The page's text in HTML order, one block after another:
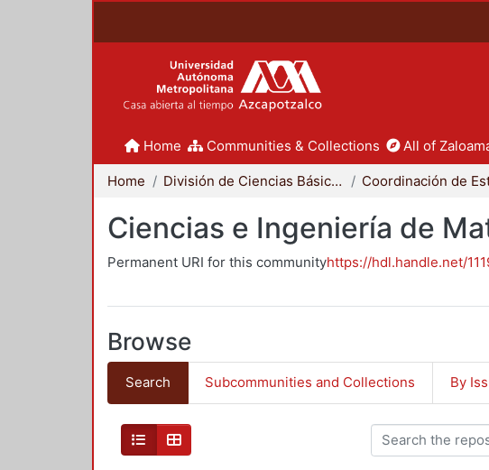
Home Communities & Collections All of
Home División de Ciencias Básicas e Ingeniería
Ciencias e Ingeniería de
Permanent URI for this communityhttps://hdl.handle.net/
Browse
Search Subcommunities and Collections By